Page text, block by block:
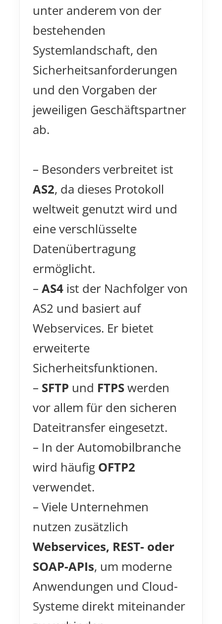
unter anderem von der
bestehenden
Systemlandschaft, den
Sicherheitsanforderungen
und den Vorgaben der
jeweiligen Geschäftspartner
ab.
– Besonders verbreitet ist
AS2, da dieses Protokoll
weltweit genutzt wird und
eine verschlüsselte
Datenübertragung
ermöglicht.
–AS4 ist der Nachfolger von
AS2 und basiert auf
Webservices. Er bietet
erweiterte
Sicherheitsfunktionen.
– SFTP und FTPSwerden
vor allem für den sicheren
Dateitransfer eingesetzt.
– In der Automobilbranche
wird häufig OFTP2
verwendet.
– Viele Unternehmen
nutzen zusätzlich
Webservices, REST- oder
SOAP-APIs, um moderne
Anwendungen und Cloud-
Systeme direkt miteinander